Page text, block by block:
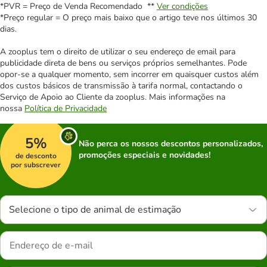
*PVR = Preço de Venda Recomendado ** Ver condições
*Preço regular = O preço mais baixo que o artigo teve nos últimos 30
dias.
A zooplus tem o direito de utilizar o seu endereço de email para
publicidade direta de bens ou serviços próprios semelhantes. Pode
opor-se a qualquer momento, sem incorrer em quaisquer custos além
dos custos básicos de transmissão à tarifa normal, contactando o
Serviço de Apoio ao Cliente da zooplus. Mais informações na
nossa Política de Privacidade
5%
de desconto
por subscrever
Não perca os nossos descontos personalizados,
promoções especiais e novidades!
Selecione o tipo de animal de estimação